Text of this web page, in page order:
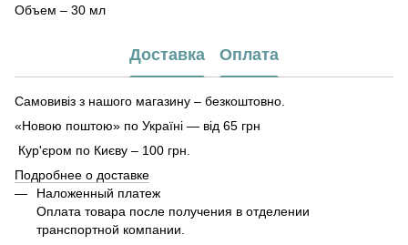
Объем – 30 мл
Доставка Оплата
Самовивіз з нашого магазину – безкоштовно.
«Новою поштою» по Україні — від 65 грн
Кур'єром по Києву – 100 грн.
Подробнее о доставке
Наложенный платеж
Оплата товара после получения в отделении
транспортной компании.